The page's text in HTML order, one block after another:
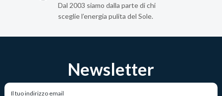
Dal 2003 siamo dalla parte di chi
sceglie l’energia pulita del Sole.
Newsletter